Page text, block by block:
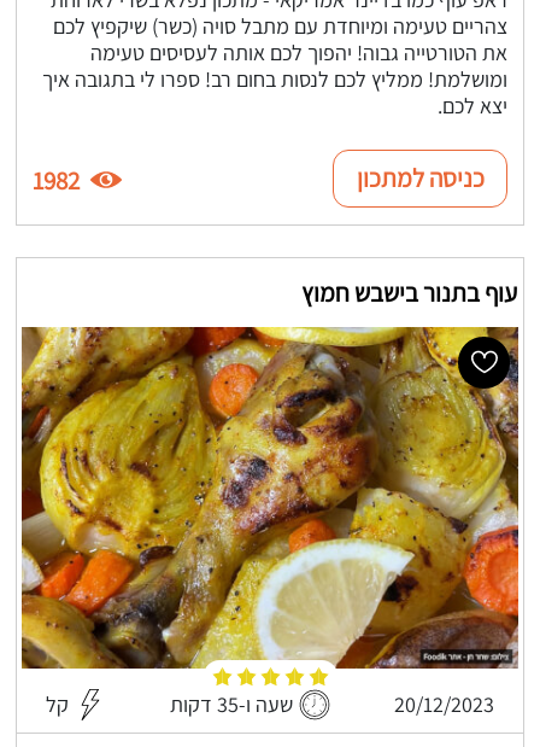
צהריים טעימה ומיוחדת עם מתבל סויה (כשר) שיקפיץ לכם
את הטורטייה גבוה! יהפוך לכם אותה לעסיסים טעימה
ומושלמת! ממליץ לכם לנסות בחום רב! ספרו לי בתגובה איך
יצא לכם.
כניסה למתכון 1982
עוף בתנור בישבש חמוץ
20/12/2023 שעה ו-35 דקות קל